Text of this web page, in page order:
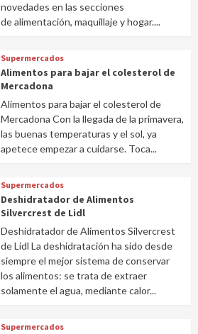
novedades en las secciones
de alimentación, maquillaje y hogar....
Supermercados
Alimentos para bajar el colesterol de
Mercadona
Alimentos para bajar el colesterol de
Mercadona Con la llegada de la primavera,
las buenas temperaturas y el sol, ya
apetece empezar a cuidarse. Toca...
Supermercados
Deshidratador de Alimentos
Silvercrest de Lidl
Deshidratador de Alimentos Silvercrest
de Lidl La deshidratación ha sido desde
siempre el mejor sistema de conservar
los alimentos: se trata de extraer
solamente el agua, mediante calor...
Supermercados